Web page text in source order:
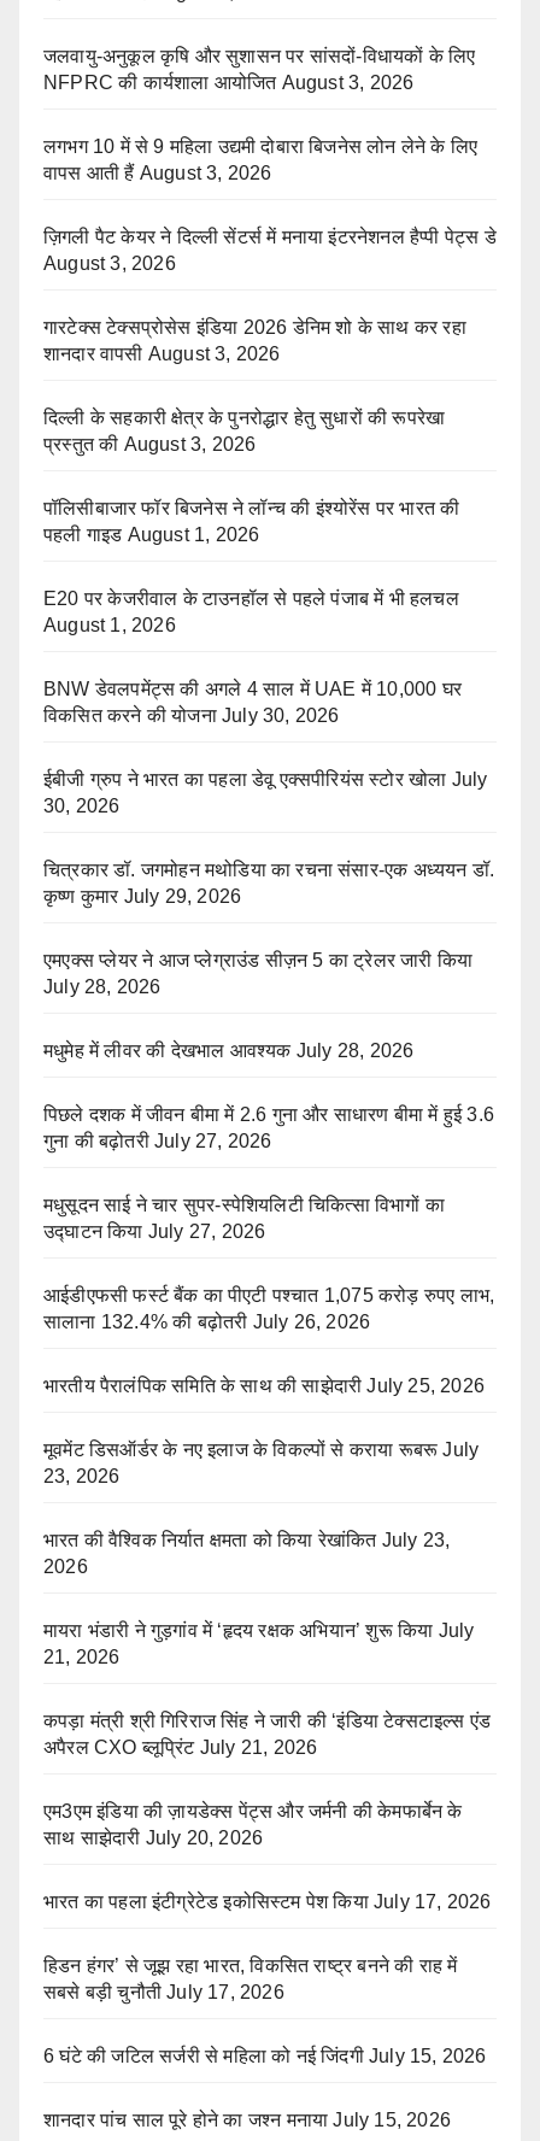
जलवायु-अनुकूल कृषि और सुशासन पर सांसदों-विधायकों के लिए
NFPRC की कार्यशाला आयोजित August 3, 2026
लगभग 10 में से 9 महिला उद्यमी दोबारा बिजनेस लोन लेने के लिए
वापस आती हैं August 3, 2026
ज़िगली पैट केयर ने दिल्ली सेंटर्स में मनाया इंटरनेशनल हैप्पी पेट्स डे
August 3, 2026
गारटेक्स टेक्सप्रोसेस इंडिया 2026 डेनिम शो के साथ कर रहा
शानदार वापसी August 3, 2026
दिल्ली के सहकारी क्षेत्र के पुनरोद्धार हेतु सुधारों की रूपरेखा
प्रस्तुत की August 3, 2026
पॉलिसीबाजार फॉर बिजनेस ने लॉन्च की इंश्योरेंस पर भारत की
पहली गाइड August 1, 2026
E20 पर केजरीवाल के टाउनहॉल से पहले पंजाब में भी हलचल
August 1, 2026
BNW डेवलपमेंट्स की अगले 4 साल में UAE में 10,000 घर
विकसित करने की योजना July 30, 2026
ईबीजी ग्रुप ने भारत का पहला डेवू एक्सपीरियंस स्टोर खोला July
30, 2026
चित्रकार डॉ. जगमोहन मथोडिया का रचना संसार-एक अध्ययन डॉ.
कृष्ण कुमार July 29, 2026
एमएक्स प्लेयर ने आज प्लेग्राउंड सीज़न 5 का ट्रेलर जारी किया
July 28, 2026
मधुमेह में लीवर की देखभाल आवश्यक July 28, 2026
पिछले दशक में जीवन बीमा में 2.6 गुना और साधारण बीमा में हुई 3.6
गुना की बढ़ोतरी July 27, 2026
मधुसूदन साई ने चार सुपर-स्पेशियलिटी चिकित्सा विभागों का
उद्घाटन किया July 27, 2026
आईडीएफसी फर्स्ट बैंक का पीएटी पश्चात 1,075 करोड़ रुपए लाभ,
सालाना 132.4% की बढ़ोतरी July 26, 2026
भारतीय पैरालंपिक समिति के साथ की साझेदारी July 25, 2026
मूवमेंट डिसऑर्डर के नए इलाज के विकल्पों से कराया रूबरू July
23, 2026
भारत की वैश्विक निर्यात क्षमता को किया रेखांकित July 23,
2026
मायरा भंडारी ने गुड़गांव में ‘हृदय रक्षक अभियान’ शुरू किया July
21, 2026
कपड़ा मंत्री श्री गिरिराज सिंह ने जारी की ‘इंडिया टेक्सटाइल्स एंड
अपैरल CXO ब्लूप्रिंट July 21, 2026
एम3एम इंडिया की ज़ायडेक्स पेंट्स और जर्मनी की केमफार्बेन के
साथ साझेदारी July 20, 2026
भारत का पहला इंटीग्रेटेड इकोसिस्टम पेश किया July 17, 2026
हिडन हंगर’ से जूझ रहा भारत, विकसित राष्ट्र बनने की राह में
सबसे बड़ी चुनौती July 17, 2026
6 घंटे की जटिल सर्जरी से महिला को नई जिंदगी July 15, 2026
शानदार पांच साल पूरे होने का जश्न मनाया July 15, 2026